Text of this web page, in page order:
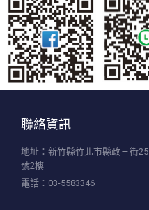
聯絡資訊
地址：新竹縣竹北市縣政三街25
號2樓
電話：03-5583346